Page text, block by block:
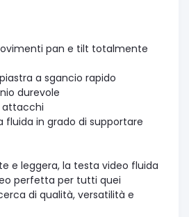
pan e tilt totalmente
a sgancio rapido
durevole
attacchi
fluida in grado di supportare
e leggera, la testa video fluida
perfetta per tutti quei
di qualità, versatilità e